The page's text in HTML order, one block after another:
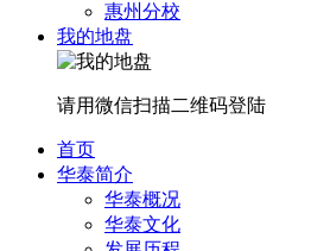
惠州分校
我的地盘
请用微信扫描二维码登陆
首页
华泰简介
华泰概况
华泰文化